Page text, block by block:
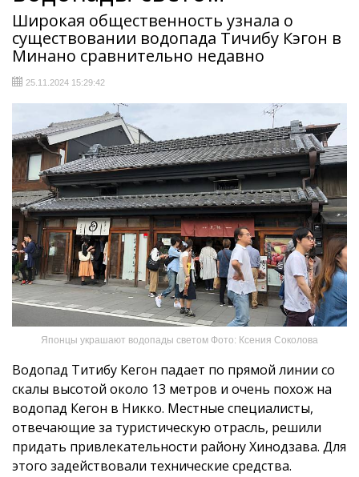
Широкая общественность узнала о
существовании водопада Тичибу Кэгон в
Минано сравнительно недавно
25.11.2024 15:29:42
Японцы украшают водопады светом Фото: Ксения Соколова
Водопад Титибу Кегон падает по прямой линии со
скалы высотой около 13 метров и очень похож на
водопад Кегон в Никко. Местные специалисты,
отвечающие за туристическую отрасль, решили
придать привлекательности району Хинодзава. Для
этого задействовали технические средства.